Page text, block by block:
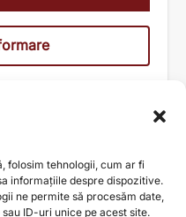
folosim tehnologii, cum ar fi
informațiile despre dispozitive.
ne permite să procesăm date,
ID-uri unice pe acest site.